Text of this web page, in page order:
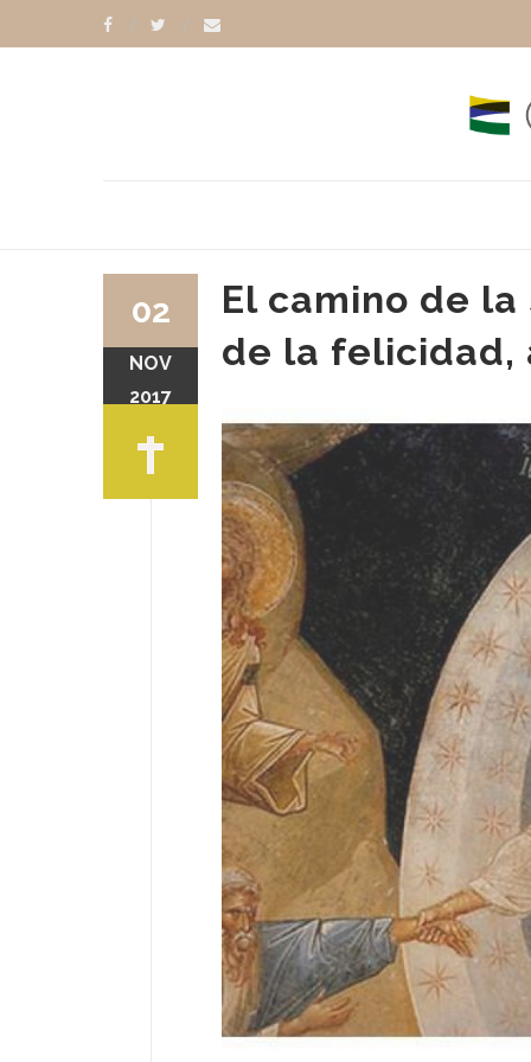
El camino de
de la felicidad,
02
NOV
2017